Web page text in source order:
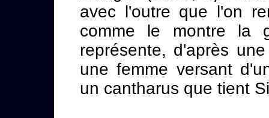
avec l'outre que l'on
comme le montre la
représente, d'après
une femme versant
un cantharus que tient